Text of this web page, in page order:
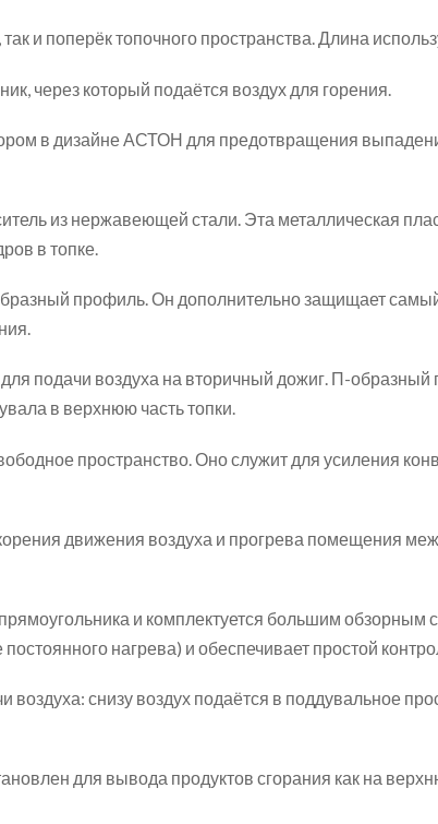
и поперёк топочного пространства. Длина
через который подаётся воздух для горения.
в дизайне АСТОН для предотвращения
из нержавеющей стали. Эта металлическая
в топке.
профиль. Он дополнительно защищает
подачи воздуха на вторичный дожиг. П-
в верхнюю часть топки.
пространство. Оно служит для усиления
движения воздуха и прогрева помещения
и комплектуется большим обзорным
нагрева) и обеспечивает простой
снизу воздух подаётся в поддувальное
для вывода продуктов сгорания как на